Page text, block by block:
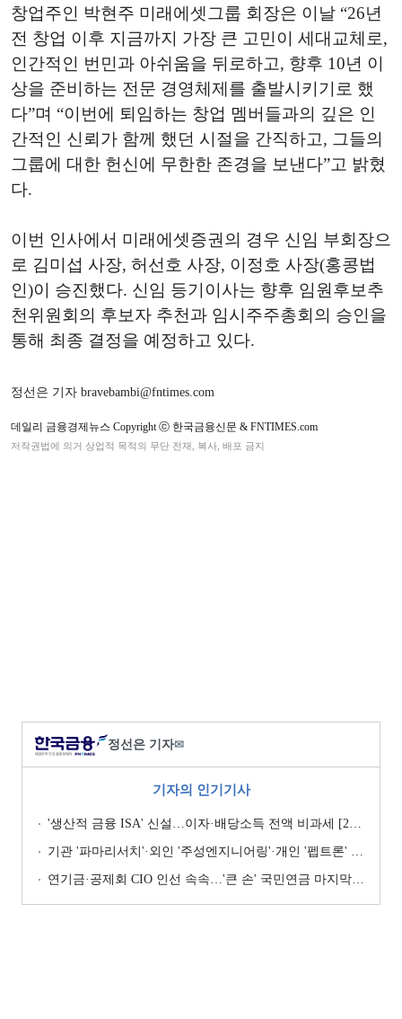
창업주인 박현주 미래에셋그룹 회장은 이날 “26년
전 창업 이후 지금까지 가장 큰 고민이 세대교체로,
인간적인 번민과 아쉬움을 뒤로하고, 향후 10년 이
상을 준비하는 전문 경영체제를 출발시키기로 했
다”며 “이번에 퇴임하는 창업 멤버들과의 깊은 인
간적인 신뢰가 함께 했던 시절을 간직하고, 그들의
그룹에 대한 헌신에 무한한 존경을 보낸다”고 밝혔
다.
이번 인사에서 미래에셋증권의 경우 신임 부회장으
로 김미섭 사장, 허선호 사장, 이정호 사장(홍콩법
인)이 승진했다. 신임 등기이사는 향후 임원후보추
천위원회의 후보자 추천과 임시주주총회의 승인을
통해 최종 결정을 예정하고 있다.
정선은 기자 bravebambi@fntimes.com
데일리 금융경제뉴스 Copyright ⓒ 한국금융신문 & FNTIMES.com
저작권법에 의거 상업적 목적의 무단 전재, 복사, 배포 금지
정선은 기자✉
기자의 인기기사
'생산적 금융 ISA' 신설…이자·배당소득 전액 비과세 [2026 세제개편안]
기관 '파마리서치'·외인 '주성엔지니어링'·개인 '펩트론' 1위 [주간 코스닥 순매수- 2026년 7월27일~7월31일]
연기금·공제회 CIO 인선 속속…'큰 손' 국민연금 마지막 타자